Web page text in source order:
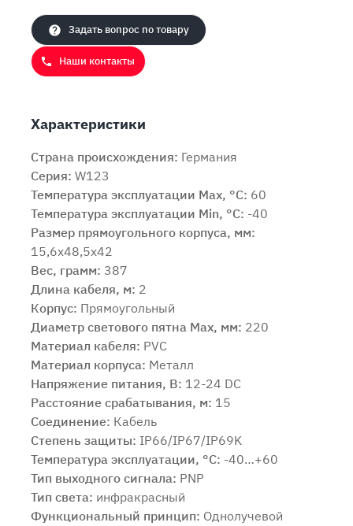
Задать вопрос по товару
Наши контакты
Характеристики
Страна происхождения: Германия
Серия: W123
Температура эксплуатации Max, °C: 60
Температура эксплуатации Min, °C: -40
Размер прямоугольного корпуса, мм:
15,6x48,5x42
Вес, грамм: 387
Длина кабеля, м: 2
Корпус: Прямоугольный
Диаметр светового пятна Max, мм: 220
Материал кабеля: PVC
Материал корпуса: Металл
Напряжение питания, В: 12-24 DC
Расстояние срабатывания, м: 15
Соединение: Кабель
Степень защиты: IP66/IP67/IP69K
Температура эксплуатации, °C: -40…+60
Тип выходного сигнала: PNP
Тип света: инфракрасный
Функциональный принцип: Однолучевой
Продолжить покупки Оформить заказ